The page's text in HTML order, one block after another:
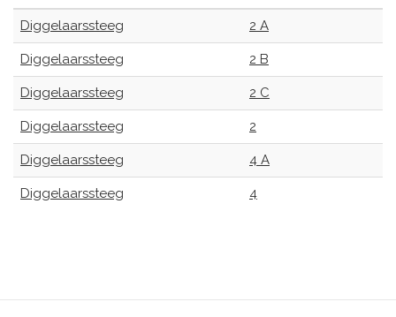
Diggelaarssteeg 2 A
Diggelaarssteeg 2 B
Diggelaarssteeg 2 C
Diggelaarssteeg 2
Diggelaarssteeg 4 A
Diggelaarssteeg 4